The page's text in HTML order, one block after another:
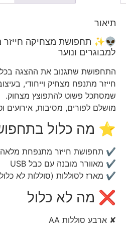
תיאור
👽✨ תחפושת מצחיקה חייזר
למבוגרים ונוער
התחפושת שתגנוב את ההצגה
חייזר מתנפח מצחיק וייחודי,
שמסתכל פשוט להתפוצץ מצחוק.
מושלם לפורים, מסיבות, אירועים
⭐ מה כלול
✔ תחפושת חייזר מתנפחת מלאה
✔ מאוורר מובנה עם כבל USB
✔ מארז לסוללות (סוללות לא
❌ מה לא כלול
✘ ארבע סוללות AA